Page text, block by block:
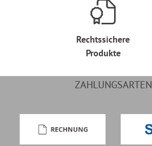
Rechtssichere
Produkte
ZAHLUNGSARTEN